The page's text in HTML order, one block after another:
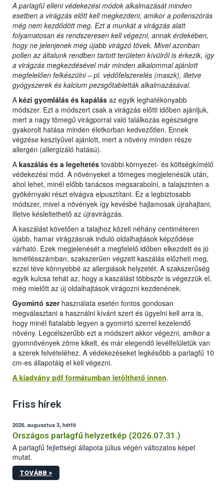
A parlagfű elleni védekezési módok alkalmazását minden
esetben a virágzás előtt kell megkezdeni, amikor a pollenszórás
még nem kezdődött meg. Ezt a munkát a virágzás alatt
folyamatosan és rendszeresen kell végezni, annak érdekében,
hogy ne jelenjenek meg újabb virágzó tövek. Mivel azonban
pollen az általunk rendben tartott területen kívülről is érkezik, így
a virágzás megkezdésével már minden alkalommal ajánlott
megfelelően felkészülni – pl. védőfelszerelés (maszk), illetve
gyógyszerek és kalcium pezsgőtabletták alkalmazásával.
A kézi gyomlálás és kapálás az egyik leghatékonyabb
módszer. Ezt a módszert csak a virágzás előtti időben ajánljuk,
mert a nagy tömegű virágporral való találkozás egészségre
gyakorolt hatása minden életkorban kedvezőtlen. Ennek
végzése kesztyűvel ajánlott, mert a növény minden része
allergén (allergizáló hatású).
A kaszálás és a legeltetés további környezet- és költségkímélő
védekezési mód. A növényeket a tömeges megjelenésük után,
ahol lehet, minél előbb tanácsos megsarabolni, a talajszinten a
gyökérnyaki részt elvágva elpusztítani. Ez a legbiztosabb
módszer, mivel a növények így kevésbé hajlamosak újrahajtani,
illetve késleltethető az újravirágzás.
A kaszálást követően a talajhoz közeli néhány centiméteren
újabb, hamar virágzásnak induló oldalhajtások képződése
várható. Ezek megjelenését a megfelelő időben elkezdett és jó
ismétlésszámban, szakszerűen végzett kaszálás előzheti meg,
ezzel téve könnyebbé az allergiások helyzetét. A szakszerűség
egyik kulcsa tehát az, hogy a kaszálást többször is végezzük el,
még mielőtt az új oldalhajtások virágozni kezdenének.
Gyomirtó szer használata esetén fontos gondosan
megválasztani a használni kívánt szert és ügyelni kell arra is,
hogy minél fiatalabb legyen a gyomirtó szerrel kezelendő
növény. Legcélszerűbb ezt a módszert akkor végezni, amikor a
gyomnövények zöme kikelt, és már elegendő levélfelületük van
a szerek felvételéhez. A védekezéseket legkésőbb a parlagfű 10
cm-es állapotáig el kell végezni.
A kiadvány pdf formátumban letölthető innen.
Friss hírek
2026. augusztus 3, hétfő
Országos parlagfű helyzetkép (2026.07.31.)
A parlagfű fejlettségi állapota július végén változatos képet
mutat.
TOVÁBB >